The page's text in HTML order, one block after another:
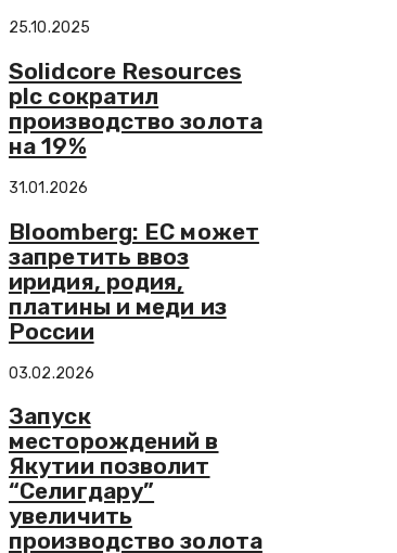
25.10.2025
Solidcore Resources
plc сократил
производство золота
на 19%
31.01.2026
Bloomberg: ЕС может
запретить ввоз
иридия, родия,
платины и меди из
России
03.02.2026
Запуск
месторождений в
Якутии позволит
“Селигдару”
увеличить
производство золота